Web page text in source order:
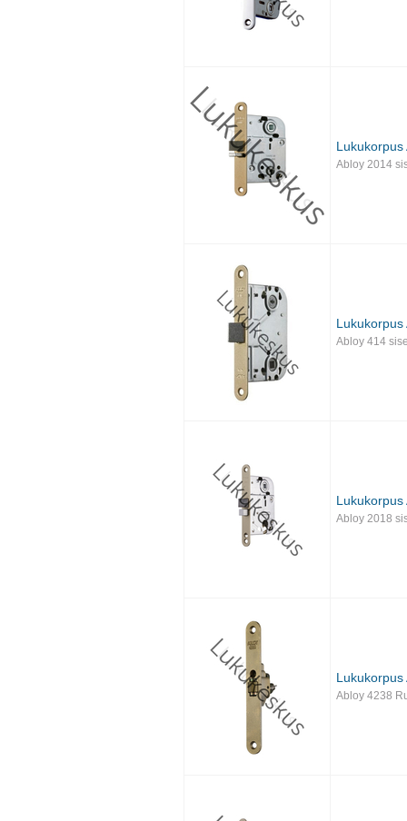
Lukukorpus
Abloy 2014
Lukukorpus
Abloy 414
Lukukorpus
Abloy 2018
Abloy 4238